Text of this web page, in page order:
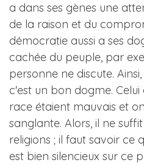
a dans ses gènes une
de la raison et du
démocratie aussi a ses
cachée du peuple, par
personne ne discute.
c'est un bon dogme.
race étaient mauvais et
sanglante. Alors, il ne
religions ; il faut savoir ce
est bien silencieux sur ce